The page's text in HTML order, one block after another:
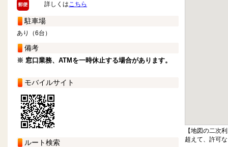
詳しくはこちら
駐車場
あり（6台）
備考
※ 窓口業務、ATMを一時休止する場合があります。
モバイルサイト
ルート検索
【地図の二次
超えて、許可